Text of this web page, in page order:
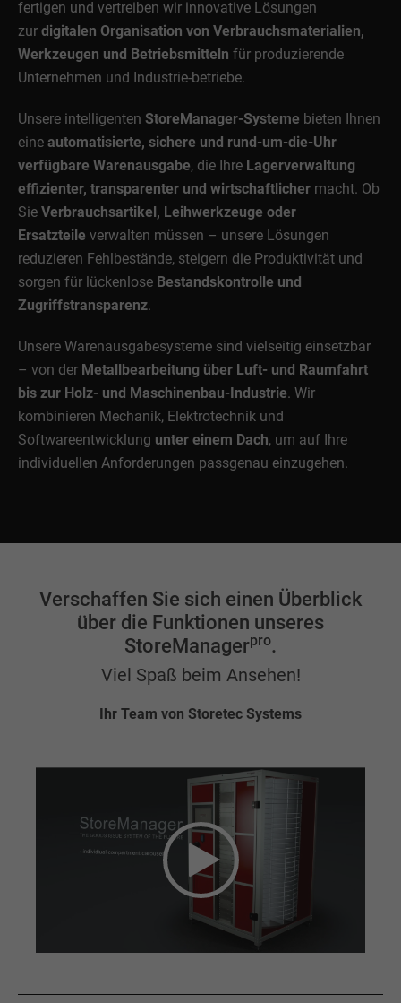
fertigen und vertreiben wir innovative Lösungen
zur digitalen Organisation von Verbrauchsmaterialien,
Werkzeugen und Betriebsmitteln für produzierende
Unternehmen und Industrie-betriebe.
Unsere intelligenten StoreManager-Systeme bieten Ihnen
eine automatisierte, sichere und rund-um-die-Uhr
verfügbare Warenausgabe, die Ihre Lagerverwaltung
effizienter, transparenter und wirtschaftlicher macht. Ob
Sie Verbrauchsartikel, Leihwerkzeuge oder
Ersatzteile verwalten müssen – unsere Lösungen
reduzieren Fehlbestände, steigern die Produktivität und
sorgen für lückenlose Bestandskontrolle und
Zugriffstransparenz.
Unsere Warenausgabesysteme sind vielseitig einsetzbar
– von der Metallbearbeitung über Luft- und Raumfahrt
bis zur Holz- und Maschinenbau-Industrie. Wir
kombinieren Mechanik, Elektrotechnik und
Softwareentwicklung unter einem Dach, um auf Ihre
individuellen Anforderungen passgenau einzugehen.
Verschaffen Sie sich einen Überblick
über die Funktionen unseres
StoreManagerpro.
Viel Spaß beim Ansehen!
Ihr Team von Storetec Systems